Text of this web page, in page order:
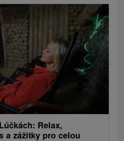
Relax,
a zážitky pro celou